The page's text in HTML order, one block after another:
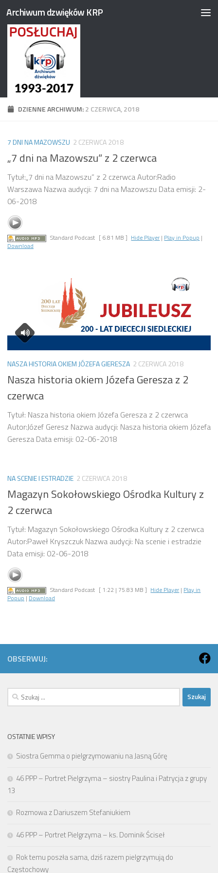
Przejdź do treści
Archiwum dzwięków KRP
DZIENNE ARCHIWUM:2 CZERWCA, 2018
7 DNI NA MAZOWSZU 2 CZERWCA 2018
„7 dni na Mazowszu” z 2 czerwca
Tytuł:„7 dni na Mazowszu” z 2 czerwca Autor:Radio
Warszawa Nazwa audycji: 7 dni na Mazowszu Data emisji: 2-
06-2018
Standard Podcast [ 6.81 MB ] Hide Player | Play in Popup |
Download
NASZA HISTORIA OKIEM JÓZEFA GIERESZA 2 CZERWCA 2018
Nasza historia okiem Józefa Geresza z 2
czerwca
Tytuł: Nasza historia okiem Józefa Geresza z 2 czerwca
Autor:Józef Geresz Nazwa audycji: Nasza historia okiem Józefa
Geresza Data emisji: 02-06-2018
NA SCENIE I ESTRADZIE 2 CZERWCA 2018
Magazyn Sokołowskiego Ośrodka Kultury z
2 czerwca
Tytuł: Magazyn Sokołowskiego Ośrodka Kultury z 2 czerwca
Autor:Paweł Kryszczuk Nazwa audycji: Na scenie i estradzie
Data emisji: 02-06-2018
Standard Podcast [ 1:22 | 75.83 MB ] Hide Player | Play in
Popup | Download
OBSERWUJ:
Szukaj:
OSTATNIE WPISY
Siostra Gemma o pielgrzymowaniu na Jasną Górę
46 PPP – Portret Pielgrzyma – siostry Paulina i Patrycja z grupy
13
Rozmowa z Dariuszem Stefaniukiem
46 PPP – Portret Pielgrzyma – ks. Dominik Ściseł
Rok temu poszła sama, dziś razem pielgrzymują do
Częstochowy